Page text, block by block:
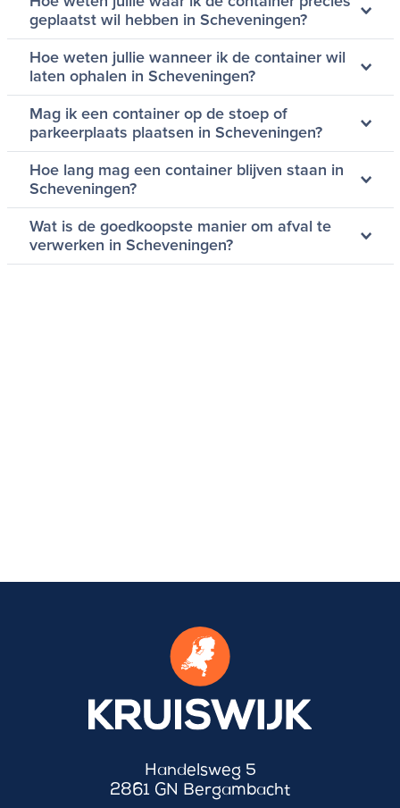
geplaatst wil hebben in Scheveningen?
Hoe weten jullie wanneer ik de container wil
laten ophalen in Scheveningen?
Mag ik een container op de stoep of
parkeerplaats plaatsen in Scheveningen?
Hoe lang mag een container blijven staan in
Scheveningen?
Wat is de goedkoopste manier om afval te
verwerken in Scheveningen?
Handelsweg 5
2861 GN Bergambacht